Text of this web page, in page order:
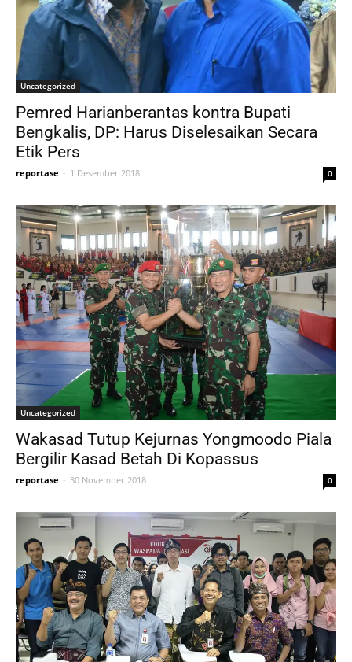
Uncategorized
Pemred Harianberantas kontra Bupati
Bengkalis, DP: Harus Diselesaikan Secara
Etik Pers
reportase - 1 Desember 2018 0
Uncategorized
Wakasad Tutup Kejurnas Yongmoodo Piala
Bergilir Kasad Betah Di Kopassus
reportase - 30 November 2018 0